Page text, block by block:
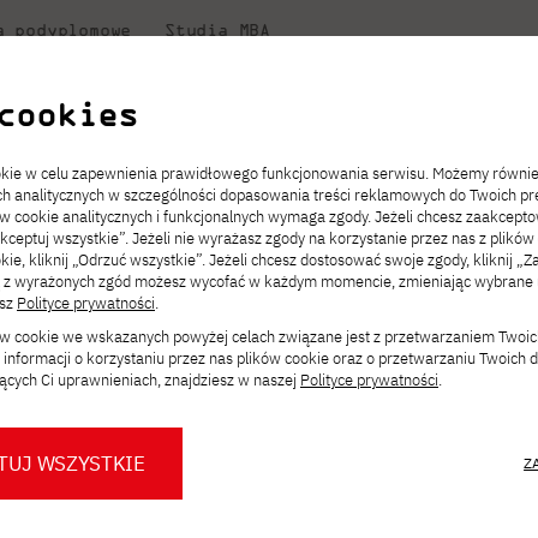
podyplomowe Studia MBA
Transfer z innej uczelni
Opłaty za studia
Redukcja czesnego
Stypendia
Dni otwarte PJATK Gdańsk
Warto wiedzieć
Studia stacjonarne I st. PL
Studia niestacjonarne I st. PL
Kontakt w Gdańsku
Erasmus+
Uczelnie partnerskie
Dla studentów
Mobilność kadry
JICA
Wirtualna Polska
Orange Polska
Biuro prasowe PJATK
Press pack
Komunikaty
Godziny otwarcia
Przebieg studiów
Dla nowych studentów
informatyczne pozostają kluczowe w erze AI” – webinar dla
wyższe
w erze AI”
zmienia rynek pracy, modele
w celu zapewnienia prawidłowego funkcjonowania serwisu. Możemy
analitycznych w szczególności dopasowania treści reklamowych do Twoich
cookie analitycznych i funkcjonalnych wymaga zgody. Jeżeli chcesz
wszystkie”. Jeżeli nie wyrażasz zgody na korzystanie przez nas z
kliknij „Odrzuć wszystkie”. Jeżeli chcesz dostosować swoje zgody, kliknij
wyrażonych zgód możesz wycofać w każdym momencie, zmieniając wybrane
Polityce prywatności.
cookie we wskazanych powyżej celach związane jest z przetwarzaniem
o korzystaniu przez nas plików cookie oraz o przetwarzaniu Twoich
Ci uprawnieniach, znajdziesz w naszej Polityce prywatności.
WSZYSTKIE